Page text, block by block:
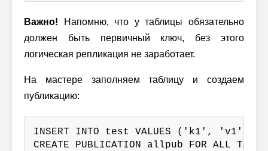
Важно! Напомню, что у таблицы обязательно
должен быть первичный ключ, без этого
логическая репликация не заработает.
На мастере заполняем таблицу и создаем
публикацию:
INSERT INTO test VALUES ('k1',
CREATE PUBLICATION allpub FOR ALL